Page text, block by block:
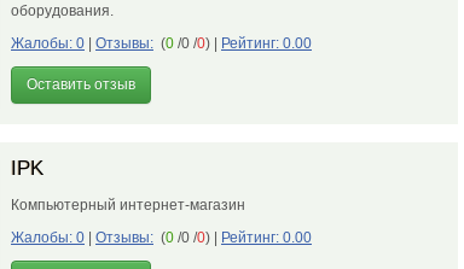
оборудования.
Жалобы: 0
Отзывы: (0 /0 /0) Рейтинг: 0.00
Оставить отзыв
IPK
Компьютерный интернет-магазин
Жалобы: 0
Отзывы: (0 /0 /0) Рейтинг: 0.00